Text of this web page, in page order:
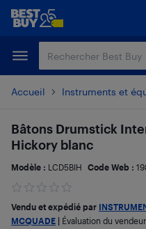
Passer
principal
Passer
Accueil Instruments et
Bâtons Drumstick
Hickory blanc
Modèle : LCD5BIH Code Web :
Vendu et expédié par
MCQUADE
Évaluation du vendeur